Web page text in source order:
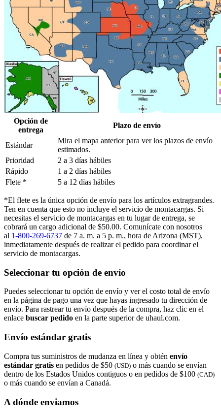
Opción de
entrega
Plazo de envío
Estándar
Mira el mapa anterior para ver los plazos de envío
estimados.
Prioridad
2 a 3 días hábiles
Rápido
1 a 2 días hábiles
Flete *
5 a 12 días hábiles
*El flete es la única opción de envío para los artículos extragrandes.
Ten en cuenta que esto no incluye el servicio de montacargas. Si
necesitas el servicio de montacargas en tu lugar de entrega, se
cobrará un cargo adicional de $50.00. Comunícate con nosotros
al 1-800-269-6737 de 7 a. m. a 5 p. m., hora de Arizona (MST),
inmediatamente después de realizar el pedido para coordinar el
servicio de montacargas.
Seleccionar tu opción de envío
Puedes seleccionar tu opción de envío y ver el costo total de envío
en la página de pago una vez que hayas ingresado tu dirección de
envío. Para rastrear tu envío después de la compra, haz clic en el
enlace buscar pedido​​​​​​​ en la parte superior de uhaul.com.
Envío estándar gratis
Compra tus suministros de mudanza en línea y obtén envío
estándar gratis en pedidos de $50 (USD) o más cuando se envían
dentro de los Estados Unidos contiguos o en pedidos de $100 (CAD)
o más cuando se envían a Canadá.
A dónde enviamos